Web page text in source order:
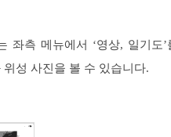
좌측 메뉴에서 ‘영상, 일기도’
성 사진을 볼 수 있습니다.